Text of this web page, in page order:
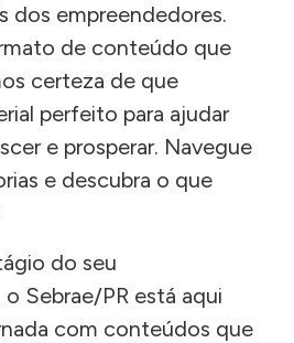
dos empreendedores.
de conteúdo que
certeza de que
perfeito para ajudar
e prosperar. Navegue
e descubra o que
do seu
Sebrae/PR está aqui
com conteúdos que